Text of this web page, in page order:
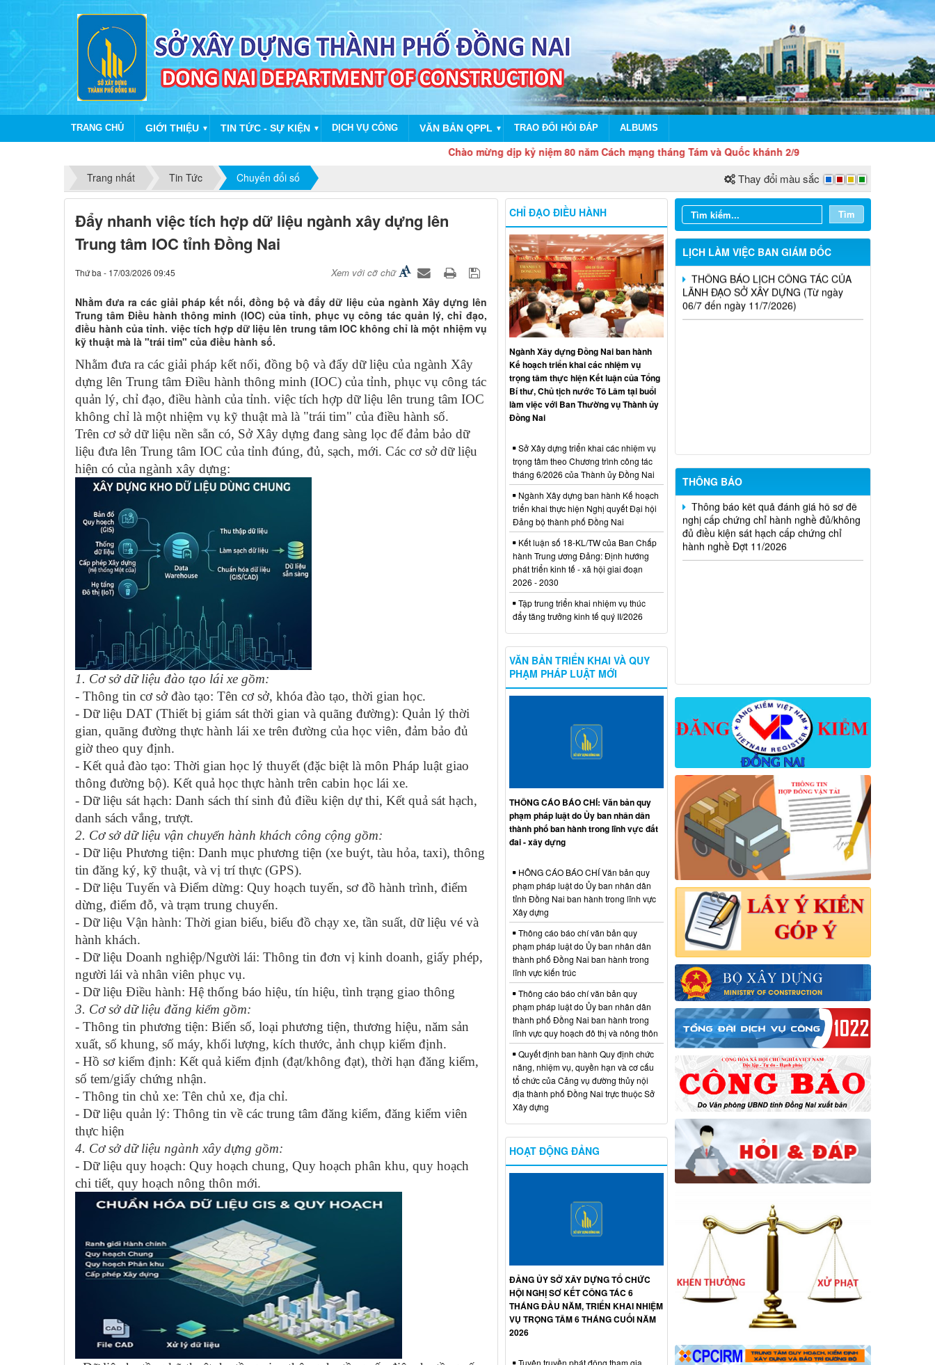
TRANG CHỦ GIỚI THIỆU ▼ TIN TỨC - SỰ KIỆN ▼ DỊCH VỤ CÔNG VĂN BẢN QPPL ▼ TRAO ĐỔI HỎI ĐÁP ALBUMS
Chào mừng dịp kỷ niệm 80 năm Cách mạng tháng Tám và Quốc khánh 2/9
Trang nhất
Tin Tức Chuyển đổi số Thay đổi màu sắc
Đẩy nhanh việc tích hợp dữ liệu ngành xây dựng lên
Trung tâm IOC tỉnh Đồng Nai
Thứ ba - 17/03/2026 09:45 Xem với cỡ chữ
Nhằm đưa ra các giải pháp kết nối, đồng bộ và đẩy dữ liệu của ngành Xây dựng lên
Trung tâm Điều hành thông minh (IOC) của tỉnh, phục vụ công tác quản lý, chỉ đạo,
điều hành của tỉnh. việc tích hợp dữ liệu lên trung tâm IOC không chỉ là một nhiệm vụ
kỹ thuật mà là "trái tim" của điều hành số.
Nhằm đưa ra các giải pháp kết nối, đồng bộ và đẩy dữ liệu của ngành Xây
dựng lên Trung tâm Điều hành thông minh (IOC) của tỉnh, phục vụ công tác
quản lý, chỉ đạo, điều hành của tỉnh. việc tích hợp dữ liệu lên trung tâm IOC
không chỉ là một nhiệm vụ kỹ thuật mà là "trái tim" của điều hành số.
Trên cơ sở dữ liệu nền sẵn có, Sở Xây dựng đang sàng lọc để đảm bảo dữ
liệu đưa lên Trung tâm IOC của tỉnh đúng, đủ, sạch, mới. Các cơ sở dữ liệu
hiện có của ngành xây dựng:
1. Cơ sở dữ liệu đào tạo lái xe gồm:
- Thông tin cơ sở đào tạo: Tên cơ sở, khóa đào tạo, thời gian học.
- Dữ liệu DAT (Thiết bị giám sát thời gian và quãng đường): Quản lý thời
gian, quãng đường thực hành lái xe trên đường của học viên, đảm bảo đủ
giờ theo quy định.
- Kết quả đào tạo: Thời gian học lý thuyết (đặc biệt là môn Pháp luật giao
thông đường bộ). Kết quả học thực hành trên cabin học lái xe.
- Dữ liệu sát hạch: Danh sách thí sinh đủ điều kiện dự thi, Kết quả sát hạch,
danh sách vắng, trượt.
2. Cơ sở dữ liệu vận chuyển hành khách công cộng gồm:
- Dữ liệu Phương tiện: Danh mục phương tiện (xe buýt, tàu hỏa, taxi), thông
tin đăng ký, kỹ thuật, và vị trí thực (GPS).
- Dữ liệu Tuyến và Điểm dừng: Quy hoạch tuyến, sơ đồ hành trình, điểm
dừng, điểm đỗ, và trạm trung chuyển.
- Dữ liệu Vận hành: Thời gian biểu, biểu đồ chạy xe, tần suất, dữ liệu vé và
hành khách.
- Dữ liệu Doanh nghiệp/Người lái: Thông tin đơn vị kinh doanh, giấy phép,
người lái và nhân viên phục vụ.
- Dữ liệu Điều hành: Hệ thống báo hiệu, tín hiệu, tình trạng giao thông
3. Cơ sở dữ liệu đăng kiểm gồm:
- Thông tin phương tiện: Biển số, loại phương tiện, thương hiệu, năm sản
xuất, số khung, số máy, khối lượng, kích thước, ảnh chụp kiểm định.
- Hồ sơ kiểm định: Kết quả kiểm định (đạt/không đạt), thời hạn đăng kiểm,
số tem/giấy chứng nhận.
- Thông tin chủ xe: Tên chủ xe, địa chỉ.
- Dữ liệu quản lý: Thông tin về các trung tâm đăng kiểm, đăng kiểm viên
thực hiện
4. Cơ sở dữ liệu ngành xây dựng gồm:
- Dữ liệu quy hoạch: Quy hoạch chung, Quy hoạch phân khu, quy hoạch
chi tiết, quy hoạch nông thôn mới.
Tìm
LỊCH LÀM VIỆC BAN GIÁM ĐỐC
LỊCH CÔNG TÁC CỦA LÃNH ĐẠO SỞ
XÂY DỰNG (Từ ngày 03/8 đến ngày
THÔNG BÁO LỊCH CÔNG TÁC CỦA
27/7 đến ngày 31/7/2026)
THÔNG BÁO LỊCH CÔNG TÁC CỦA
LÃNH ĐẠO SỞ XÂY DỰNG (Từ ngày
20/7 đến ngày 25/7/2026)
THÔNG BÁO LỊCH CÔNG TÁC CỦA
LÃNH ĐẠO SỞ XÂY DỰNG (Từ ngày
06/7 đến ngày 11/7/2026)
THÔNG BÁO
Thông báo Kết quả đánh giá hồ sơ đủ
(hoặc không đủ) điều kiện cấp chứng chỉ
hành nghề hoạt động xây dựng (Đợt
20/2026)
hành nghề Đợt 10/2026
Thông báo kết quả đánh giá hồ sơ đề
nghị cấp chứng chỉ hành nghề đủ/không
đủ điều kiện sát hạch cấp chứng chỉ
hành nghề Đợt 11/2026
CHỈ ĐẠO ĐIỀU HÀNH
Ngành Xây dựng Đồng Nai ban hành
Kế hoạch triển khai các nhiệm vụ
trọng tâm thực hiện Kết luận của Tổng
Bí thư, Chủ tịch nước Tô Lâm tại buổi
làm việc với Ban Thường vụ Thành ủy
Đồng Nai
Sở Xây dựng triển khai các nhiệm vụ
trọng tâm theo Chương trình công tác
tháng 6/2026 của Thành ủy Đồng Nai
Ngành Xây dựng ban hành Kế hoạch
triển khai thực hiện Nghị quyết Đại hội
Đảng bộ thành phố Đồng Nai
Kết luận số 18-KL/TW của Ban Chấp
hành Trung ương Đảng: Định hướng
phát triển kinh tế - xã hội giai đoạn
2026 - 2030
Tập trung triển khai nhiệm vụ thúc
đẩy tăng trưởng kinh tế quý II/2026
VĂN BẢN TRIỂN KHAI VÀ QUY
PHẠM PHÁP LUẬT MỚI
THÔNG CÁO BÁO CHÍ: Văn bản quy
phạm pháp luật do Ủy ban nhân dân
thành phố ban hành trong lĩnh vực đất
đai - xây dựng
HÔNG CÁO BÁO CHÍ Văn bản quy
phạm pháp luật do Ủy ban nhân dân
tỉnh Đồng Nai ban hành trong lĩnh vực
Xây dựng
Thông cáo báo chí văn bản quy
phạm pháp luật do Ủy ban nhân dân
thành phố Đồng Nai ban hành trong
lĩnh vực kiến trúc
Thông cáo báo chí văn bản quy
phạm pháp luật do Ủy ban nhân dân
thành phố Đồng Nai ban hành trong
lĩnh vực quy hoạch đô thị và nông thôn
Quyết định ban hành Quy định chức
năng, nhiệm vụ, quyền hạn và cơ cấu
tổ chức của Cảng vụ đường thủy nội
địa thành phố Đồng Nai trực thuộc Sở
Xây dựng
HOẠT ĐỘNG ĐẢNG
ĐẢNG ỦY SỞ XÂY DỰNG TỔ CHỨC
HỘI NGHỊ SƠ KẾT CÔNG TÁC 6
THÁNG ĐẦU NĂM, TRIỂN KHAI NHIỆM
VỤ TRỌNG TÂM 6 THÁNG CUỐI NĂM
2026
Tuyên truyền phát động tham gia